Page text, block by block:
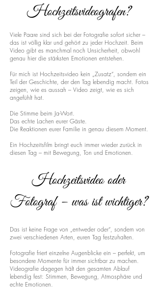
Hochzeitsvideografen?
Viele Paare sind sich bei der Fotografie sofort sicher –
das ist völlig klar und gehört zu jeder Hochzeit. Beim
Video gibt es manchmal noch Unsicherheit, obwohl
genau hier die stärksten Emotionen entstehen.
Für mich ist Hochzeitsvideo kein „Zusatz“, sondern ein
Teil der Geschichte, der den Tag lebendig macht. Fotos
zeigen, wie es aussah – Video zeigt, wie es sich
angefühlt hat.
Die Stimme beim Ja-Wort.
Das echte Lachen eurer Gäste.
Die Reaktionen eurer Familie in genau diesem Moment.
Ein Hochzeitsfilm bringt euch immer wieder zurück in
diesen Tag – mit Bewegung, Ton und Emotionen.
Hochzeitsvideo oder
Fotograf – was ist wichtiger?
Das ist keine Frage von „entweder oder“, sondern von
zwei verschiedenen Arten, euren Tag festzuhalten.
Fotografie friert einzelne Augenblicke ein – perfekt, um
besondere Momente für immer sichtbar zu machen.
Videografie dagegen hält den gesamten Ablauf
lebendig fest: Stimmen, Bewegung, Atmosphäre und
echte Emotionen.